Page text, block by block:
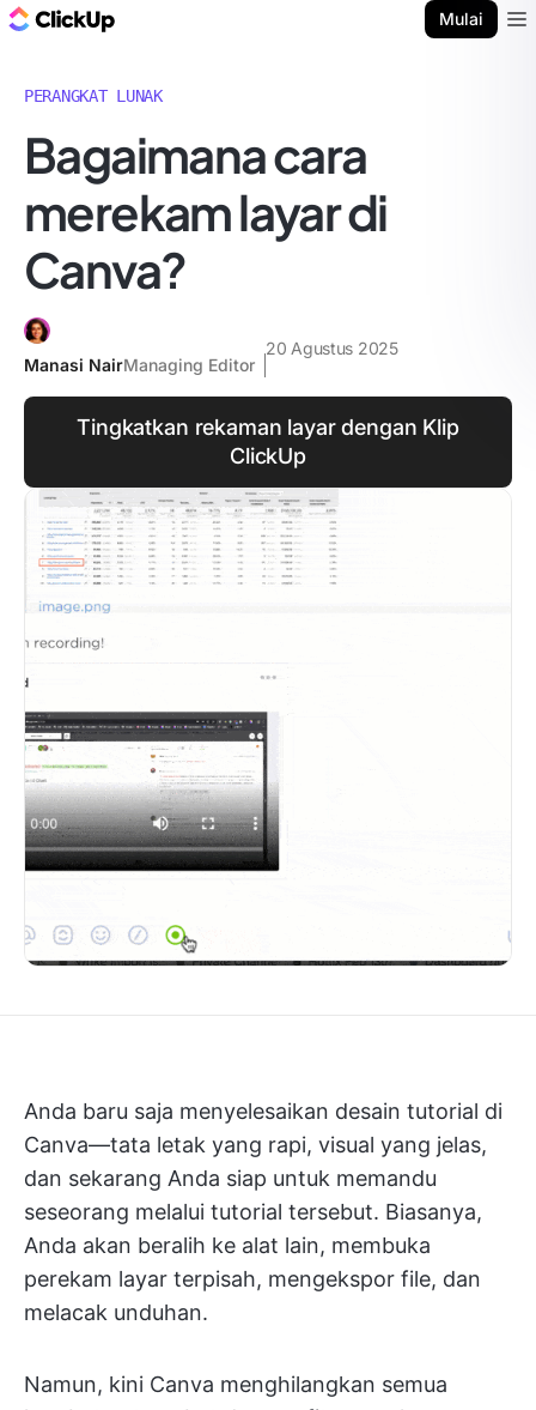
Mulai
PERANGKAT LUNAK
Bagaimana cara
merekam layar di
Canva?
Manasi NairManaging Editor
20 Agustus 2025
Tingkatkan rekaman layar dengan Klip
ClickUp
Anda baru saja menyelesaikan desain tutorial di
Canva—tata letak yang rapi, visual yang jelas,
dan sekarang Anda siap untuk memandu
seseorang melalui tutorial tersebut. Biasanya,
Anda akan beralih ke alat lain, membuka
perekam layar terpisah, mengekspor file, dan
melacak unduhan.
Namun, kini Canva menghilangkan semua